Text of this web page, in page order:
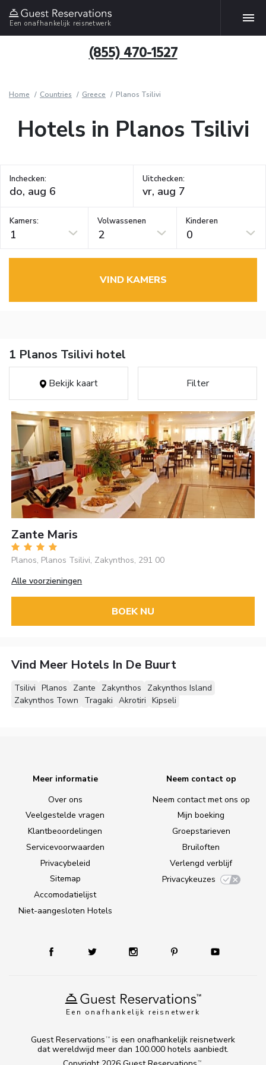
Een onafhankelijk reisnetwerk
(855) 470-1527
Home Countries Greece Planos Tsilivi
Hotels in Planos Tsilivi
Inchecken: Uitchecken:
Kamers:
1
Volwassenen
2
Kinderen
0
VIND KAMERS
1 Planos Tsilivi hotel
Bekijk kaart Filter
Zante Maris
Planos, Planos Tsilivi, Zakynthos, 291 00
Alle voorzieningen
BOEK NU
Vind Meer Hotels In De Buurt
Tsilivi Planos Zante Zakynthos
Zakynthos Island
Zakynthos Town
Tragaki Akrotiri Kipseli
Een onafhankelijk reisnetwerk
Meer informatie
Over ons
Veelgestelde vragen
Klantbeoordelingen
Servicevoorwaarden
Privacybeleid
Sitemap
Accomodatielijst
Niet-aangesloten Hotels
Neem contact op
Neem contact met ons op
Mijn boeking
Groepstarieven
Bruiloften
Verlengd verblijf
Privacykeuzes
TM
Guest Reservations TM
is een onafhankelijk reisnetwerk
dat wereldwijd meer dan 100.000 hotels aanbiedt.